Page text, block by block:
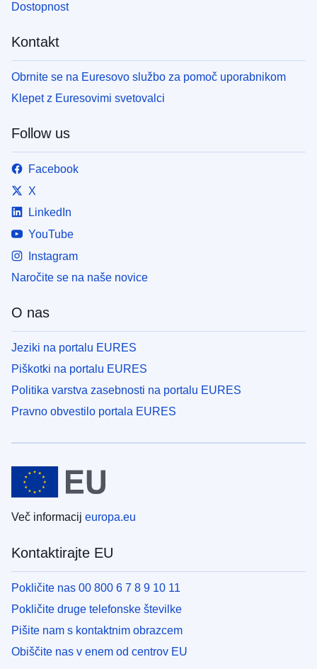
Dostopnost
Kontakt
Obrnite se na Euresovo službo za pomoč uporabnikom
Klepet z Euresovimi svetovalci
Follow us
Facebook
X
LinkedIn
YouTube
Instagram
Naročite se na naše novice
O nas
Jeziki na portalu EURES
Piškotki na portalu EURES
Politika varstva zasebnosti na portalu EURES
Pravno obvestilo portala EURES
Več informacij europa.eu
Kontaktirajte EU
Pokličite nas 00 800 6 7 8 9 10 11
Pokličite druge telefonske številke
Pišite nam s kontaktnim obrazcem
Obiščite nas v enem od centrov EU